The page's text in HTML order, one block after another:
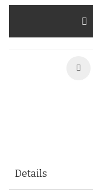
Details